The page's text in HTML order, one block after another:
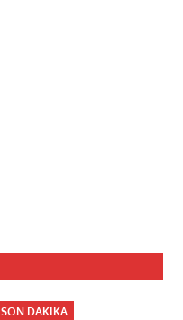
SON DAKIKA